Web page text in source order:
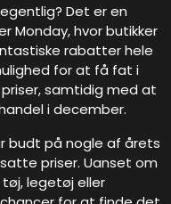
Det er en
Monday, hvor butikker
rabatter hele
for at få fat i
samtidig med at
i december.
budt på nogle af årets
priser. Uanset om
legetøj eller